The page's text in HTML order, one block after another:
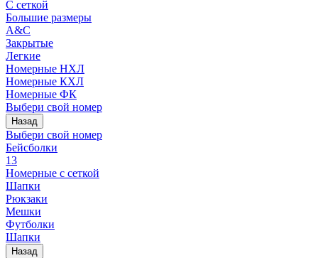
С сеткой
Большие размеры
A&C
Закрытые
Легкие
Номерные НХЛ
Номерные КХЛ
Номерные ФК
Выбери свой номер
Назад
Выбери свой номер
Бейсболки
13
Номерные с сеткой
Шапки
Рюкзаки
Мешки
Футболки
Шапки
Назад